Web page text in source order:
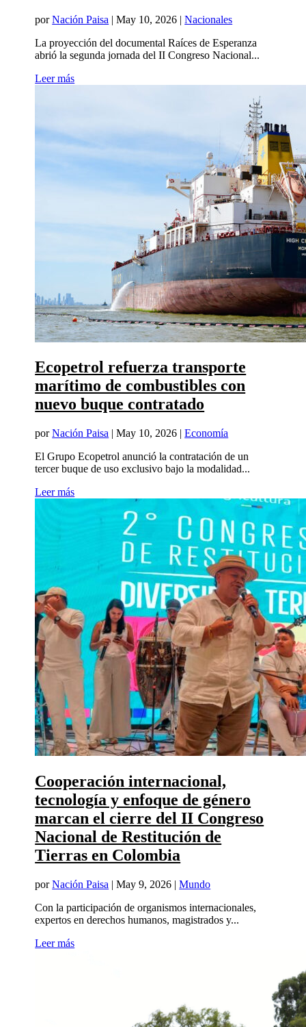
porNación Paisa |May 10, 2026 |Nacionales
La proyección del documental Raíces de Esperanza
abrió la segunda jornada del II Congreso Nacional...
Leer más
Ecopetrol refuerza transporte
marítimo de combustibles con
nuevo buque contratado
porNación Paisa |May 10, 2026 |Economía
El Grupo Ecopetrol anunció la contratación de un
tercer buque de uso exclusivo bajo la modalidad...
Leer más
Cooperación internacional,
tecnología y enfoque de género
marcan el cierre del II Congreso
Nacional de Restitución de
Tierras en Colombia
porNación Paisa |May 9, 2026 |Mundo
Con la participación de organismos internacionales,
expertos en derechos humanos, magistrados y...
Leer más